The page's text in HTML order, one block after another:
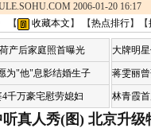
2006-01-20
【 收藏本文 】 【热点排行】【
产后家庭照首曝光
为"他"息影结婚生子
4千万豪宅慰劳媳妇
大牌明
蒋雯丽
林青霞
真人秀(图) 北京升级